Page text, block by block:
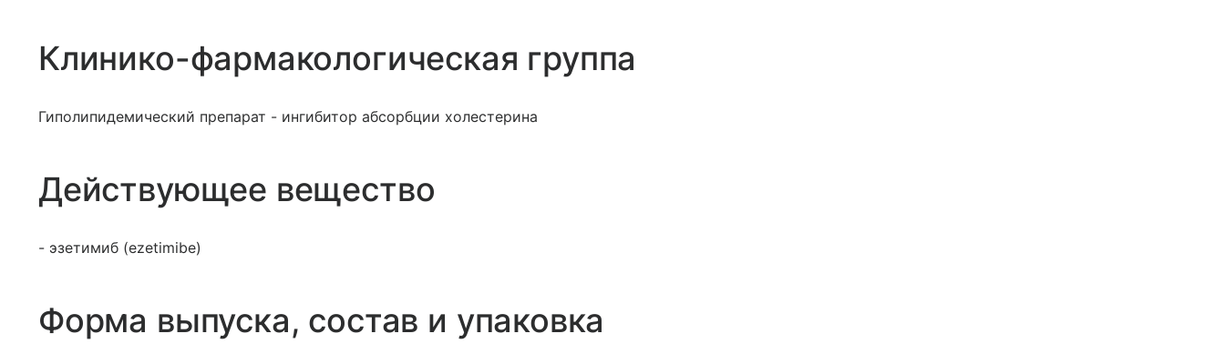
Клинико-фармакологическая группа
Гиполипидемический препарат - ингибитор абсорбции холестерина
Действующее вещество
- эзетимиб (ezetimibe)
Форма выпуска, состав и упаковка